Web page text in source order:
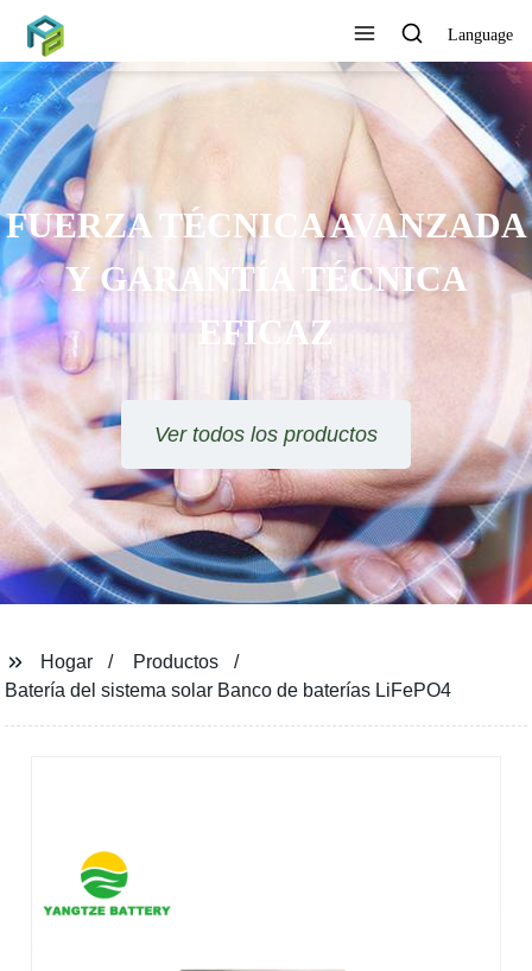
Language
AVANZADA
TÉCNICA
productos
Hogar
Productos
Batería del sistema solar Banco de baterías LiFePO4